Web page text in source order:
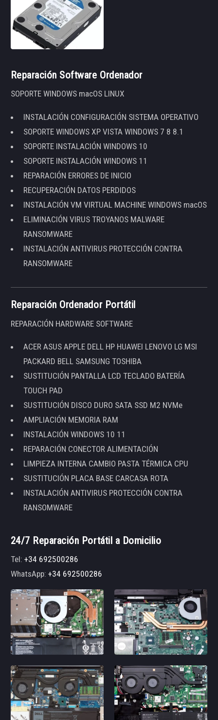
Reparación Software Ordenador
SOPORTE WINDOWS macOS LINUX
INSTALACIÓN CONFIGURACIÓN SISTEMA OPERATIVO
SOPORTE WINDOWS XP VISTA WINDOWS 7 8 8.1
SOPORTE INSTALACIÓN WINDOWS 10
SOPORTE INSTALACIÓN WINDOWS 11
REPARACIÓN ERRORES DE INICIO
RECUPERACIÓN DATOS PERDIDOS
INSTALACIÓN VM VIRTUAL MACHINE WINDOWS macOS
ELIMINACIÓN VIRUS TROYANOS MALWARE
RANSOMWARE
INSTALACIÓN ANTIVIRUS PROTECCIÓN CONTRA
RANSOMWARE
Reparación Ordenador Portátil
REPARACIÓN HARDWARE SOFTWARE
ACER ASUS APPLE DELL HP HUAWEI LENOVO LG MSI
PACKARD BELL SAMSUNG TOSHIBA
SUSTITUCIÓN PANTALLA LCD TECLADO BATERÍA
TOUCH PAD
SUSTITUCIÓN DISCO DURO SATA SSD M2 NVMe
AMPLIACIÓN MEMORIA RAM
INSTALACIÓN WINDOWS 10 11
REPARACIÓN CONECTOR ALIMENTACIÓN
LIMPIEZA INTERNA CAMBIO PASTA TÉRMICA CPU
SUSTITUCIÓN PLACA BASE CARCASA ROTA
INSTALACIÓN ANTIVIRUS PROTECCIÓN CONTRA
RANSOMWARE
24/7 Reparación Portátil a Domicilio
Tel:+34 692500286
WhatsApp:+34 692500286